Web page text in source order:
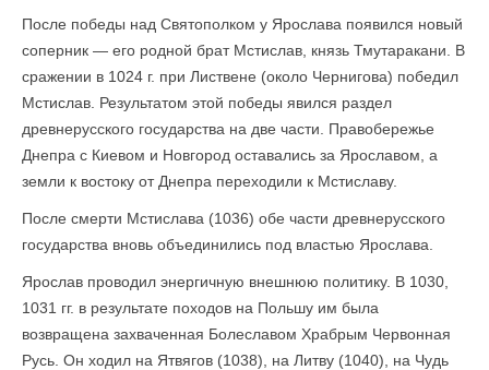
После победы над Святополком у Ярослава появился новый
соперник — его родной брат Мстислав, князь Тму­таракани. В
сражении в 1024 г. при Листвене (около Чернигова) победил
Мстислав. Результатом этой победы явился раздел
древнерусского государства на две части. Правобережье
Днепра с Киевом и Новгород оставались за Ярославом, а
земли к востоку от Днепра переходили к Мстиславу.
После смерти Мстислава (1036) обе части древнерусского
государства вновь объединились под властью Ярослава.
Ярослав проводил энергичную внешнюю политику. В 1030,
1031 гг. в результате походов на Польшу им была
возвращена захваченная Болеславом Храбрым Червонная
Русь. Он ходил на Ятвягов (1038), на Литву (1040), на Чудь